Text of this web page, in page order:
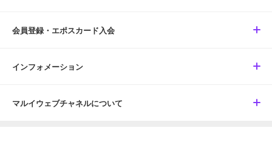
会員登録・エポスカード入会
インフォメーション
マルイウェブチャネルについて